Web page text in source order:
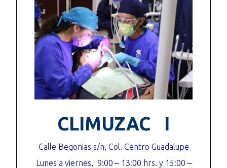
CLIMUZAC I
Calle Begonias s/n, Col. Centro Guadalupe
Lunes a viernes, 9:00 – 13:00 hrs. y 15:00 –